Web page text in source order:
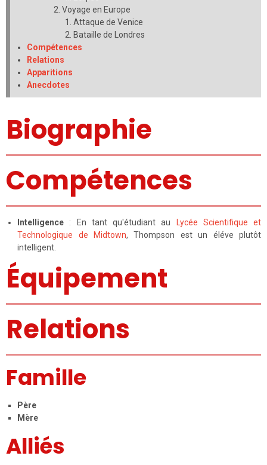
Voyage en Europe
Attaque de Venice
Bataille de Londres
Compétences
Relations
Apparitions
Anecdotes
Biographie
Compétences
Intelligence : En tant qu'étudiant au
Lycée Scientifique et
Technologique de Midtown, Thompson est un éléve plutôt
intelligent.
Équipement
Relations
Famille
Père
Mère
Alliés